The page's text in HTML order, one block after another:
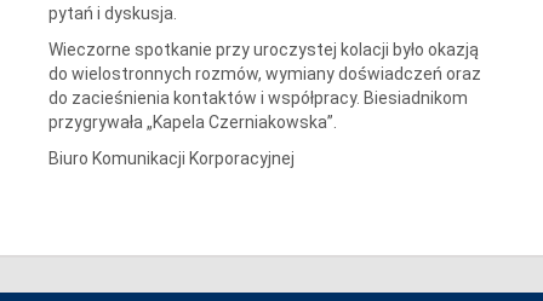
pytań i dyskusja.
Wieczorne spotkanie przy uroczystej kolacji było okazją
do wielostronnych rozmów, wymiany doświadczeń oraz
do zacieśnienia kontaktów i współpracy. Biesiadnikom
przygrywała „Kapela Czerniakowska”.
Biuro Komunikacji Korporacyjnej